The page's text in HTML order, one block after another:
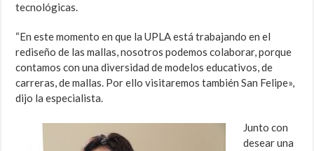
tecnológicas.
“En este momento en que la UPLA está trabajando en el
rediseño de las mallas, nosotros podemos colaborar, porque
contamos con una diversidad de modelos educativos, de
carreras, de mallas. Por ello visitaremos también San Felipe»,
dijo la especialista.
Junto con
desear una